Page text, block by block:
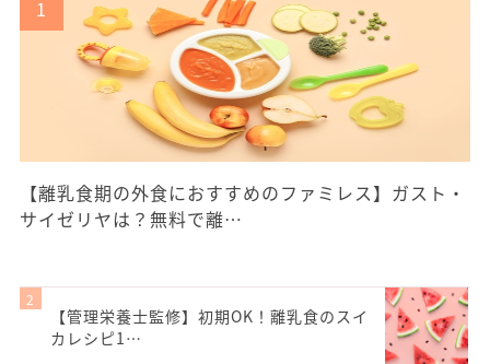
【離乳食期の外食におすすめのファミレス】ガスト・
サイゼリヤは？無料で離…
【管理栄養士監修】初期OK！離乳食のスイ
カレシピ1…